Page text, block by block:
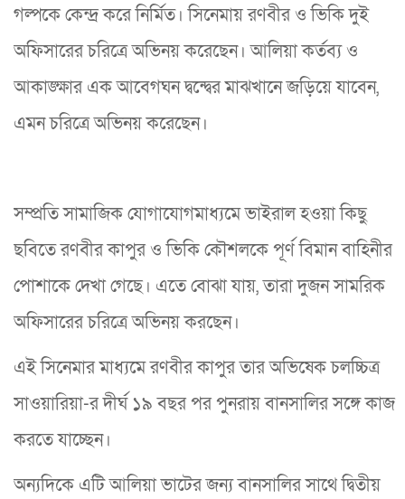
গল্পকে কেন্দ্র করে নির্মিত। সিনেমায় রণবীর ও ভিকি দুই
অফিসারের চরিত্রে অভিনয় করেছেন। আলিয়া কর্তব্য ও
আকাঙ্ক্ষার এক আবেগঘন দ্বন্দ্বের মাঝখানে জড়িয়ে যাবেন,
এমন চরিত্রে অভিনয় করেছেন।
সম্প্রতি সামাজিক যোগাযোগমাধ্যমে ভাইরাল হওয়া কিছু
ছবিতে রণবীর কাপুর ও ভিকি কৌশলকে পূর্ণ বিমান বাহিনীর
পোশাকে দেখা গেছে। এতে বোঝা যায়, তারা দুজন সামরিক
অফিসারের চরিত্রে অভিনয় করছেন।
এই সিনেমার মাধ্যমে রণবীর কাপুর তার অভিষেক চলচ্চিত্র
সাওয়ারিয়া-র দীর্ঘ ১৯ বছর পর পুনরায় বানসালির সঙ্গে কাজ
করতে যাচ্ছেন।
অন্যদিকে এটি আলিয়া ভাটের জন্য বানসালির সাথে দ্বিতীয়